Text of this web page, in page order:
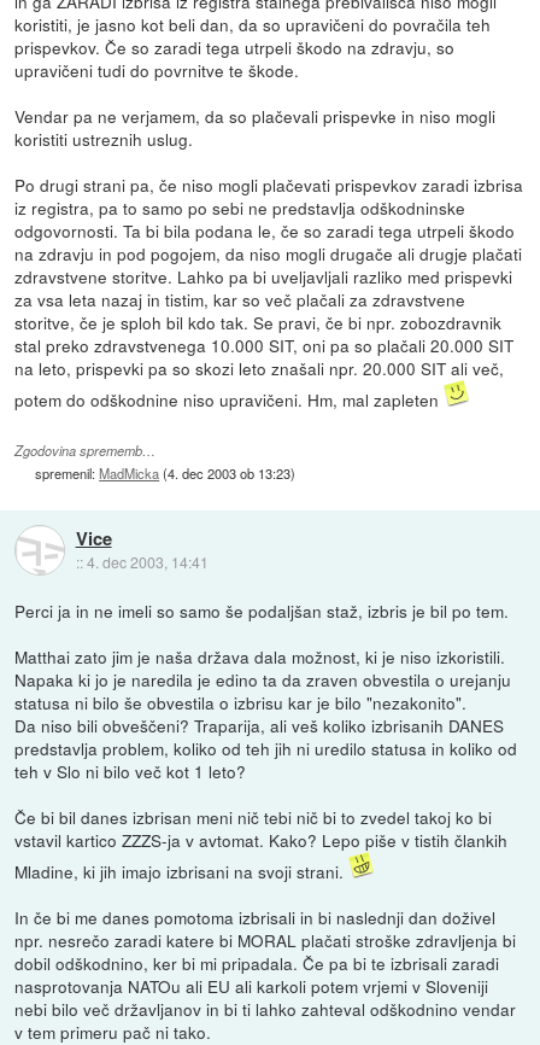
koristiti, je jasno kot beli dan, da so upravičeni do povračila teh
prispevkov. Če so zaradi tega utrpeli škodo na zdravju, so
upravičeni tudi do povrnitve te škode.
Vendar pa ne verjamem, da so plačevali prispevke in niso mogli
koristiti ustreznih uslug.
Po drugi strani pa, če niso mogli plačevati prispevkov zaradi izbrisa
iz registra, pa to samo po sebi ne predstavlja odškodninske
odgovornosti. Ta bi bila podana le, če so zaradi tega utrpeli škodo
na zdravju in pod pogojem, da niso mogli drugače ali drugje plačati
zdravstvene storitve. Lahko pa bi uveljavljali razliko med prispevki
za vsa leta nazaj in tistim, kar so več plačali za zdravstvene
storitve, če je sploh bil kdo tak. Se pravi, če bi npr. zobozdravnik
stal preko zdravstvenega 10.000 SIT, oni pa so plačali 20.000 SIT
na leto, prispevki pa so skozi leto znašali npr. 20.000 SIT ali več,
potem do odškodnine niso upravičeni. Hm, mal zapleten
Zgodovina sprememb…
spremenil:MadMicka(4. dec 2003 ob 13:23)
Vice
::4. dec 2003, 14:41
Perci ja in ne imeli so samo še podaljšan staž, izbris je bil po tem.
Matthai zato jim je naša država dala možnost, ki je niso izkoristili.
Napaka ki jo je naredila je edino ta da zraven obvestila o urejanju
statusa ni bilo še obvestila o izbrisu kar je bilo "nezakonito".
Da niso bili obveščeni? Traparija, ali veš koliko izbrisanih DANES
predstavlja problem, koliko od teh jih ni uredilo statusa in koliko od
teh v Slo ni bilo več kot 1 leto?
Če bi bil danes izbrisan meni nič tebi nič bi to zvedel takoj ko bi
vstavil kartico ZZZS-ja v avtomat. Kako? Lepo piše v tistih člankih
Mladine, ki jih imajo izbrisani na svoji strani.
In če bi me danes pomotoma izbrisali in bi naslednji dan doživel
npr. nesrečo zaradi katere bi MORAL plačati stroške zdravljenja bi
dobil odškodnino, ker bi mi pripadala. Če pa bi te izbrisali zaradi
nasprotovanja NATOu ali EU ali karkoli potem vrjemi v Sloveniji
nebi bilo več državljanov in bi ti lahko zahteval odškodnino vendar
v tem primeru pač ni tako.